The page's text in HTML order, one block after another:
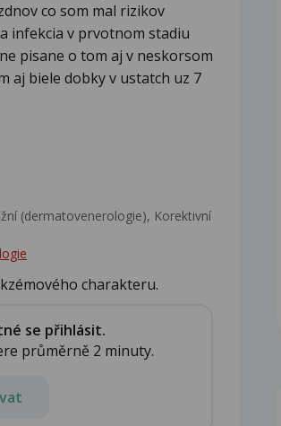
co som mal rizikov
infekcia v prvotnom stadiu
pisane o tom aj v neskorsom
aj biele dobky v ustatch uz 7
(dermatovenerologie), Korektivní
charakteru.
se přihlásit.
průměrně 2 minuty.